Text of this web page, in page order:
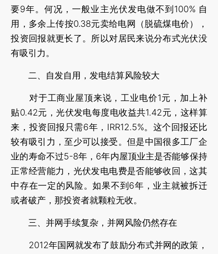
要9年。何况，一般业主光伏发电做不到100% 自
用，多余上传按0.38元卖给电网（脱硫煤电价），
投资回报就更长了。所以对居民来说分布式光伏没
有吸引力。
二、自发自用，发电结算风险较大
对于工商业屋顶来说，工业电价1元，加上补
贴0.42元，光伏发电每度电收益共1.42元，这样算
来，投资回报只需6年，IRR12.5%。这个回报还比
较有吸引力，至少可以接受。但是中国很多工厂企
业的寿命不过5-8年，6年内屋顶业主是否能够保持
正常经营能力，光伏发电电费是否能够收回，这其
中存在一定的风险。如果不到6年，业主就被拆迁
或者破产，那投资者就颗粒无收。
三、并网手续复杂，并网风险仍然存在
2012年国网就发布了鼓励分布式并网的政策，